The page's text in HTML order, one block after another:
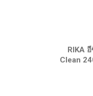
RIKA
Clean